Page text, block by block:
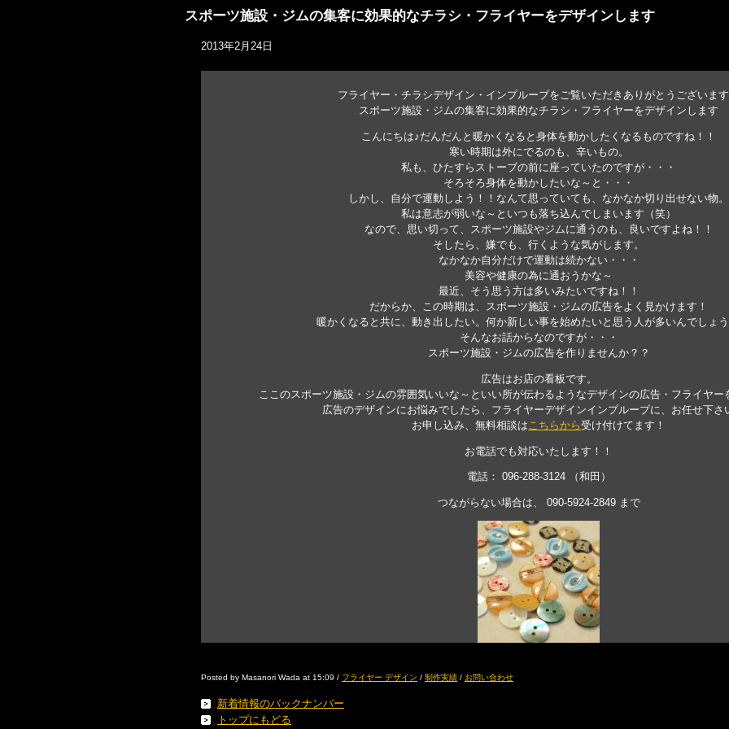
スポーツ施設・ジムの集客に効果的なチラシ・フライヤーをデザインします
2013年2月24日
フライヤー・チラシデザイン・インプルーブをご覧いただきありがとうございます
スポーツ施設・ジムの集客に効果的なチラシ・フライヤーをデザインします
こんにちは♪だんだんと暖かくなると身体を動かしたくなるものですね！！
寒い時期は外にでるのも、辛いもの。
私も、ひたすらストーブの前に座っていたのですが・・・
そろそろ身体を動かしたいな～と・・・
しかし、自分で運動しよう！！なんて思っていても、なかなか切り出せない物。
私は意志が弱いな～といつも落ち込んでしまいます（笑）
なので、思い切って、スポーツ施設やジムに通うのも、良いですよね！！
そしたら、嫌でも、行くような気がします。
なかなか自分だけで運動は続かない・・・
美容や健康の為に通おうかな～
最近、そう思う方は多いみたいですね！！
だからか、この時期は、スポーツ施設・ジムの広告をよく見かけます！
暖かくなると共に、動き出したい。何か新しい事を始めたいと思う人が多いんでしょう
そんなお話からなのですが・・・
スポーツ施設・ジムの広告を作りませんか？？
広告はお店の看板です。
ここのスポーツ施設・ジムの雰囲気いいな～といい所が伝わるようなデザインの広告・フライヤー
広告のデザインにお悩みでしたら、フライヤーデザインインプルーブに、お任せ下さ
お申し込み、無料相談は こちらから受け付けてます！
お電話でも対応いたします！！
電話： 096-288-3124 （和田）
つながらない場合は、 090-5924-2849 まで
Posted by Masanori Wada at 15:09 / フライヤー デザイン / 制作実績 / お問い合わせ
新着情報のバックナンバー
トップにもどる